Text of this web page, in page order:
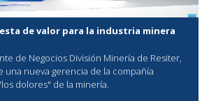
de valor para la industria minera
de Negocios División Minería de Resiter,
una nueva gerencia de la compañía
dolores" de la minería.